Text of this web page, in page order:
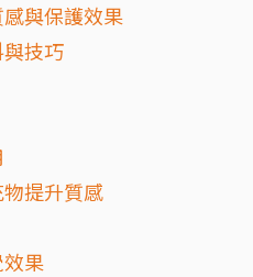
與保護效果
技巧
提升質感
果